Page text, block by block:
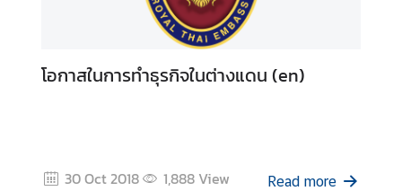
n
c
n
โอกาสในการทำธุรกิจในต่างแดน (en)
30 Oct 2018 1,888View Read more